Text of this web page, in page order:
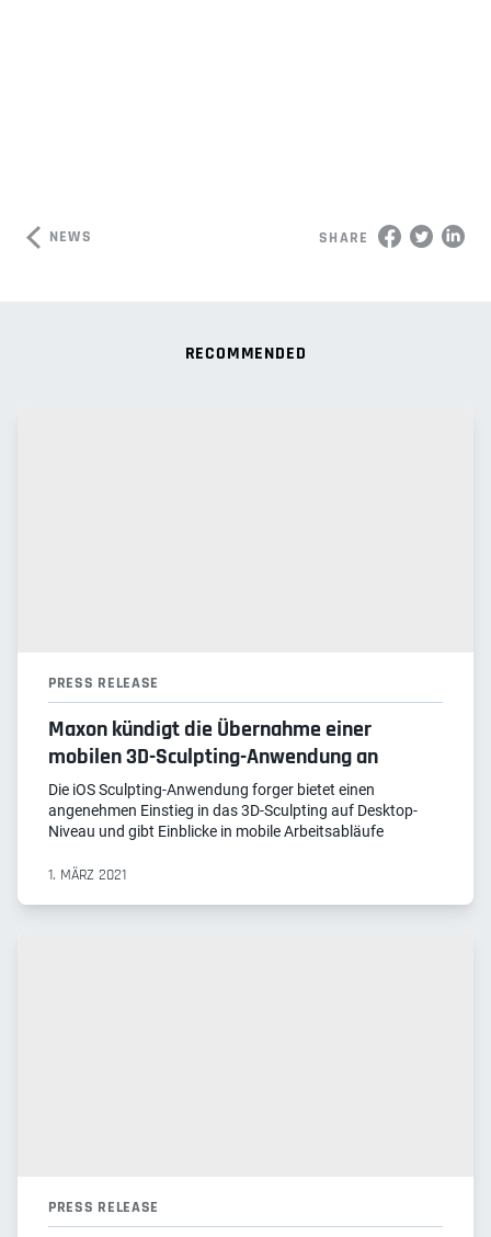
NEWS SHARE
RECOMMENDED
PRESS RELEASE
Maxon kündigt die Übernahme einer
mobilen 3D-Sculpting-Anwendung an
Die iOS Sculpting-Anwendung forger bietet einen
angenehmen Einstieg in das 3D-Sculpting auf Desktop-
Niveau und gibt Einblicke in mobile Arbeitsabläufe
1. MÄRZ 2021
PRESS RELEASE